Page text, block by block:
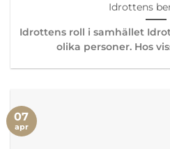
Idrottens
Idrottens roll i samhället
olika personer. Hos
07
apr